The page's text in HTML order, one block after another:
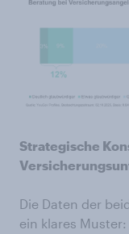
Strategische
Die Daten der
ein klares